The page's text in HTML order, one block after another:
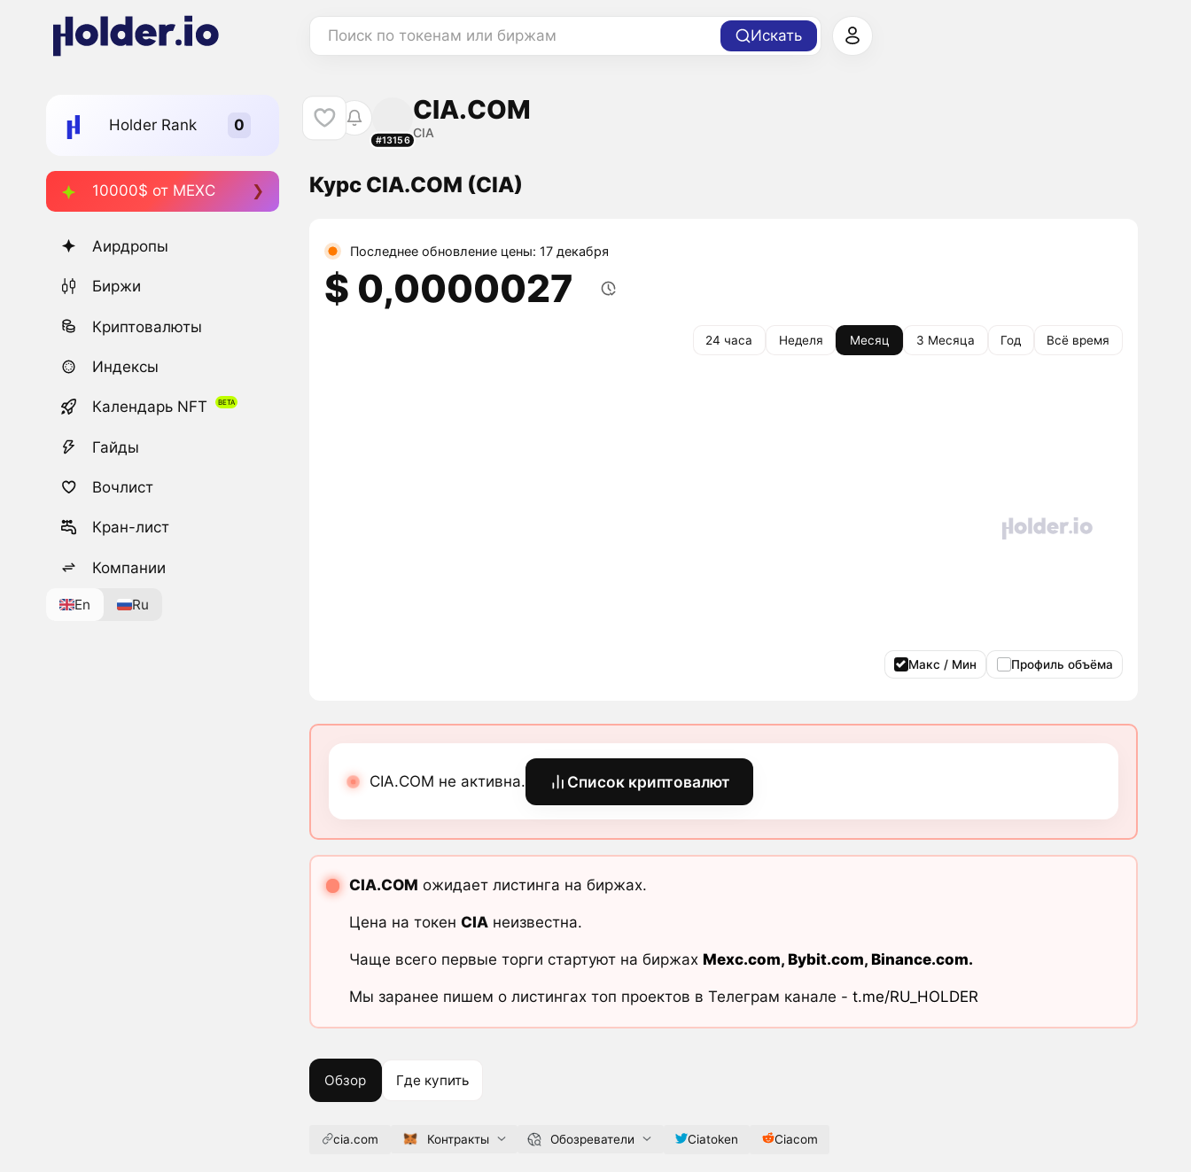
Поиск по токенам или биржам Искать
Holder Rank
10000$ от MEXC
Аирдропы
Биржи
Криптовалюты
Индексы
Календарь NFT
Гайды
Вочлист
Кран-лист
Компании
En Ru
#13156
CIA.COM
CIA
Курс CIA.COM (CIA)
Последнее обновление цены: 17 декабря
$ 0,0000027
24 часа Неделя Месяц 3 Месяца Год Всё время
Макс / Мин Профиль объёма
CIA.COM не активна. Список криптовалют
CIA.COM ожидает листинга на биржах.
Цена на токен CIAнеизвестна.
Чаще всего первые торги стартуют на биржах Mexc.com, Bybit.com, Binance.com.
Мы заранее пишем о листингах топ проектов в Телеграм канале - t.me/RU_HOLDER
Обзор Где купить
cia.com Контракты Обозреватели Ciatoken Ciacom